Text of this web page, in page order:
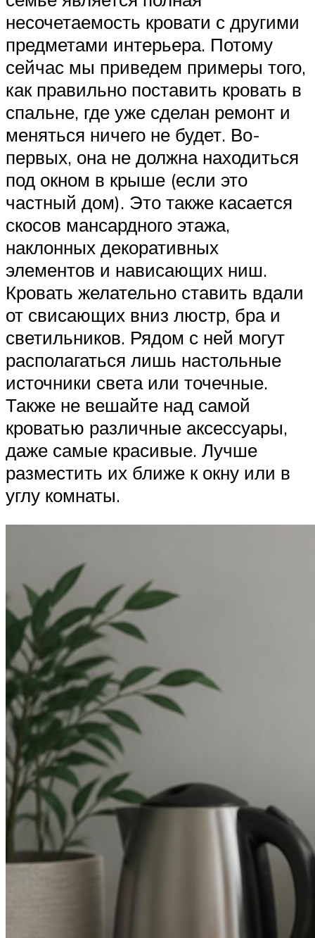
несочетаемость кровати с другими
предметами интерьера. Потому
сейчас мы приведем примеры того,
как правильно поставить кровать в
спальне, где уже сделан ремонт и
меняться ничего не будет. Во-
первых, она не должна находиться
под окном в крыше (если это
частный дом). Это также касается
скосов мансардного этажа,
наклонных декоративных
элементов и нависающих ниш.
Кровать желательно ставить вдали
от свисающих вниз люстр, бра и
светильников. Рядом с ней могут
располагаться лишь настольные
источники света или точечные.
Также не вешайте над самой
кроватью различные аксессуары,
даже самые красивые. Лучше
разместить их ближе к окну или в
углу комнаты.